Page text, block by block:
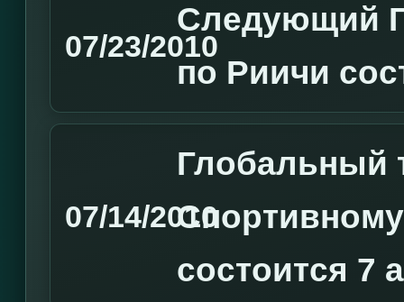
07/23/2010
Следующий
по Риичи
07/14/2010
Глобальный
состоится 7